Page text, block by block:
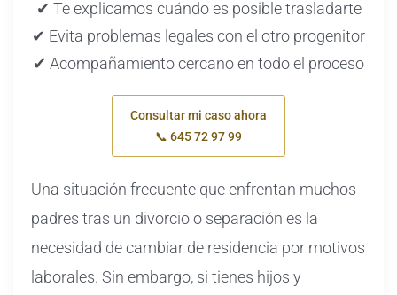
✔ Te explicamos cuándo es posible trasladarte
✔ Evita problemas legales con el otro progenitor
✔ Acompañamiento cercano en todo el proceso
Consultar mi caso ahora
📞 645 72 97 99
Una situación frecuente que enfrentan muchos
padres tras un divorcio o separación es la
necesidad de cambiar de residencia por motivos
laborales. Sin embargo, si tienes hijos y